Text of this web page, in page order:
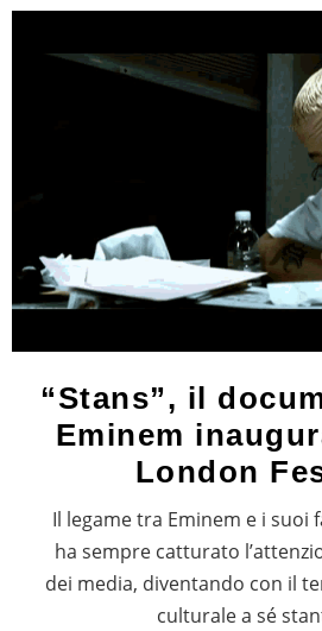
“Stans”, il
Eminem
London
Il legame tra Eminem e i suoi
ha sempre catturato
dei media, diventando con il
culturale a sé